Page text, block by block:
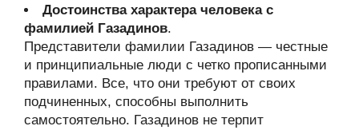
Достоинства характера человека с
фамилией Газадинов.
Представители фамилии Газадинов — честные
и принципиальные люди с четко прописанными
правилами. Все, что они требуют от своих
подчиненных, способны выполнить
самостоятельно. Газадинов не терпит